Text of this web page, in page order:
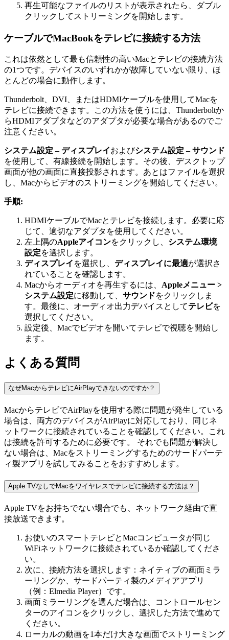
再生可能なファイルのリストが表示されたら、ダブル
クリックしてストリーミングを開始します。
ケーブルでMacBookをテレビに接続する方法
これは依然として最も信頼性の高いMacとテレビの接続方法
の1つです。デバイスのいずれかが故障していない限り、ほ
とんどの場合に動作します。
Thunderbolt、DVI、またはHDMIケーブルを使用してMacを
テレビに接続できます。この方法を使うには、Thunderboltか
らHDMIアダプタなどのアダプタが必要な場合があるのでご
注意ください。
システム設定 – ディスプレイおよびシステム設定 – サウンド
を使用して、有線接続を開始します。その後、デスクトップ
画面が他の画面に直接投影されます。あとはファイルを選択
し、Macからビデオのストリーミングを開始してください。
手順:
HDMIケーブルでMacとテレビを接続します。必要に応
じて、適切なアダプタを使用してください。
左上隅のAppleアイコンをクリックし、 システム環境
設定を選択します。
ディスプレイ を選択し、 ディスプレイに最適が選択さ
れていることを確認します。
Macからオーディオを再生するには、 Appleメニュー >
システム設定に移動して、 サウンドをクリックしま
す。最後に、オーディオ出力デバイスとしてテレビを
選択してください。
設定後、Macでビデオを開いてテレビで視聴を開始し
ます。
よくある質問
なぜMacからテレビにAirPlayできないのですか？
MacからテレビでAirPlayを使用する際に問題が発生している
場合は、両方のデバイスがAirPlayに対応しており、同じネ
ットワークに接続されていることを確認してください。これ
は接続を許可するために必要です。 それでも問題が解決し
ない場合は、Macをストリーミングするためのサードパーテ
ィ製アプリを試してみることをおすすめします。
Apple TVなしでMacをワイヤレスでテレビに接続する方法は？
Apple TVをお持ちでない場合でも、ネットワーク経由で直
接放送できます。
お使いのスマートテレビとMacコンピュータが同じ
WiFiネットワークに接続されているか確認してくださ
い。
次に、接続方法を選択します：ネイティブの画面ミラ
ーリングか、サードパーティ製のメディアアプリ
（例：Elmedia Player）です。
画面ミラーリングを選んだ場合は、コントロールセン
ターのアイコンをクリックし、選択した方法で進めて
ください。
ローカルの動画を1本だけ大きな画面でストリーミング